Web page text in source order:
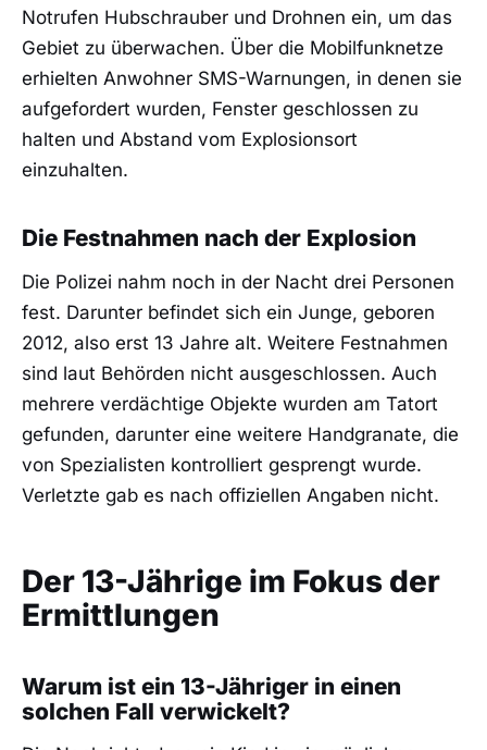
Notrufen Hubschrauber und Drohnen ein, um das
Gebiet zu überwachen. Über die Mobilfunknetze
erhielten Anwohner SMS-Warnungen, in denen sie
aufgefordert wurden, Fenster geschlossen zu
halten und Abstand vom Explosionsort
einzuhalten.
Die Festnahmen nach der Explosion
Die Polizei nahm noch in der Nacht drei Personen
fest. Darunter befindet sich ein Junge, geboren
2012, also erst 13 Jahre alt. Weitere Festnahmen
sind laut Behörden nicht ausgeschlossen. Auch
mehrere verdächtige Objekte wurden am Tatort
gefunden, darunter eine weitere Handgranate, die
von Spezialisten kontrolliert gesprengt wurde.
Verletzte gab es nach offiziellen Angaben nicht.
Der 13-Jährige im Fokus der
Ermittlungen
Warum ist ein 13-Jähriger in einen
solchen Fall verwickelt?